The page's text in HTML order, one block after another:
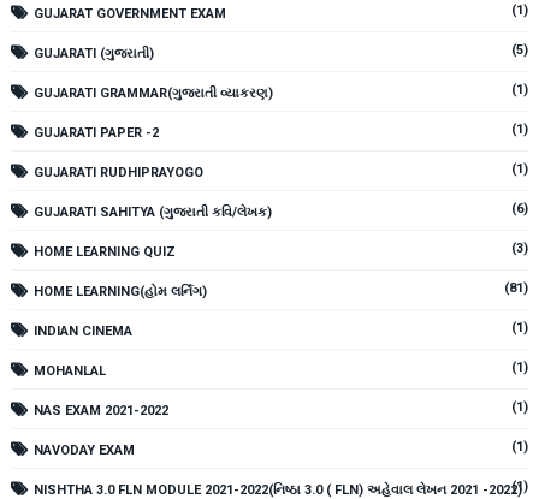
GUJARAT GOVERNMENT EXAM (1)
GUJARATI (ગુજરાતી) (5)
GUJARATI GRAMMAR(ગુજરાતી વ્યાકરણ) (1)
GUJARATI PAPER -2 (1)
GUJARATI RUDHIPRAYOGO (1)
GUJARATI SAHITYA (ગુજરાતી કવિ/લેખક) (6)
HOME LEARNING QUIZ (3)
HOME LEARNING(હોમ લર્નિંગ) (81)
INDIAN CINEMA (1)
MOHANLAL (1)
NAS EXAM 2021-2022 (1)
NAVODAY EXAM (1)
NISHTHA 3.0 FLN MODULE 2021-2022(નિષ્ઠા 3.0 ( FLN) અહેવાલ લેખન 2021 -2022)(1)